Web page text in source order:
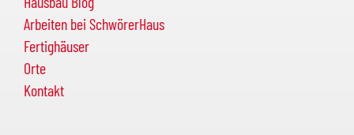
Arbeiten bei SchwörerHaus
Fertighäuser
Orte
Kontakt